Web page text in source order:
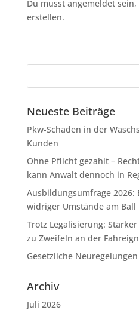
Du musst angemeldet
erstellen.
Neueste Beiträge
Pkw-Schaden in der
Kunden
Ohne Pflicht gezahlt –
kann Anwalt dennoch in
Ausbildungsumfrage
widriger Umstände am Ball
Trotz Legalisierung:
zu Zweifeln an der
Gesetzliche
Archiv
Juli 2026